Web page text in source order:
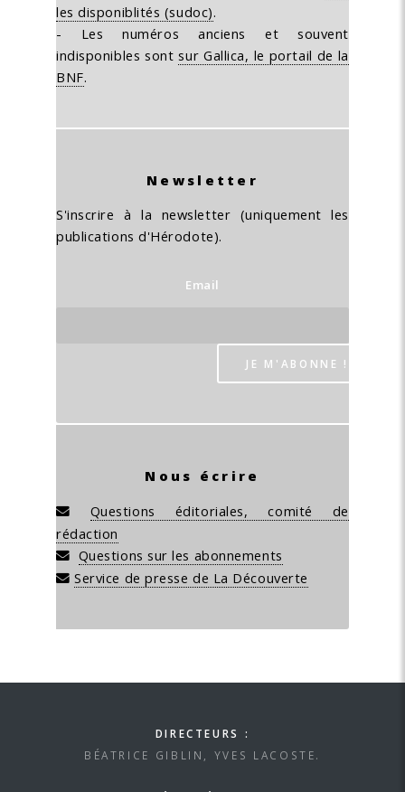
les disponiblités (sudoc).
- Les numéros anciens et souvent
indisponibles sontsur Gallica, le portail de la
BNF.
Newsletter
S'inscrire à la newsletter (uniquement les
publications d'Hérodote).
Email
Nous écrire
Questions éditoriales, comité de
rédaction
Questions sur les abonnements
Service de presse de La Découverte
DIRECTEURS :
BÉATRICE GIBLIN, YVES LACOSTE.